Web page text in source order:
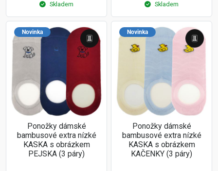
Skladem Skladem
Novinka
Ponožky dámské
bambusové extra nízké
KASKA s obrázkem
PEJSKA (3 páry)
Novinka
Ponožky dámské
bambusové extra nízké
KASKA s obrázkem
KAČENKY (3 páry)